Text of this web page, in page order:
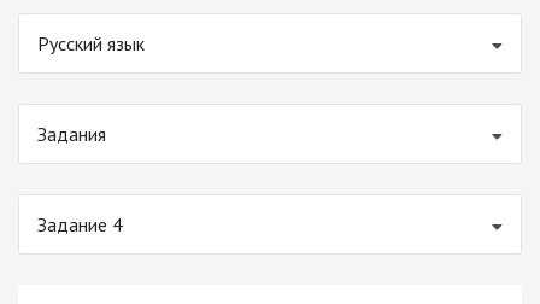
Русский язык
Задания
Задание 4